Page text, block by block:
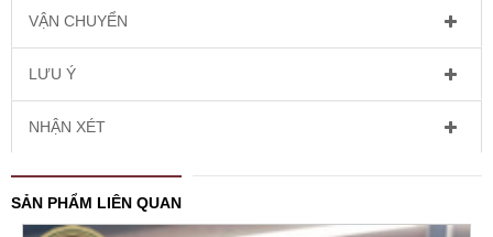
VẬN CHUYỂN
LƯU Ý
NHẬN XÉT
SẢN PHẨM LIÊN QUAN